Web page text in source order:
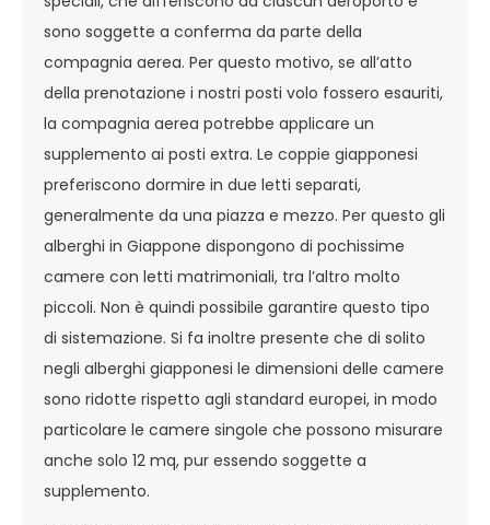
sono soggette a conferma da parte della
compagnia aerea. Per questo motivo, se all’atto
della prenotazione i nostri posti volo fossero esauriti,
la compagnia aerea potrebbe applicare un
supplemento ai posti extra. Le coppie giapponesi
preferiscono dormire in due letti separati,
generalmente da una piazza e mezzo. Per questo gli
alberghi in Giappone dispongono di pochissime
camere con letti matrimoniali, tra l’altro molto
piccoli. Non è quindi possibile garantire questo tipo
di sistemazione. Si fa inoltre presente che di solito
negli alberghi giapponesi le dimensioni delle camere
sono ridotte rispetto agli standard europei, in modo
particolare le camere singole che possono misurare
anche solo 12 mq, pur essendo soggette a
supplemento.